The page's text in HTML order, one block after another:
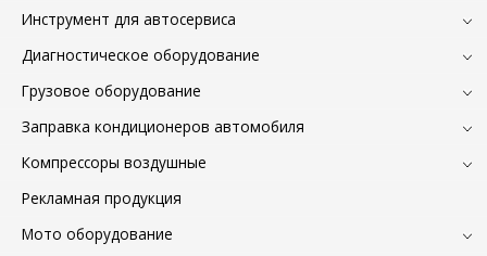
Инструмент для автосервиса
Диагностическое оборудование
Грузовое оборудование
Заправка кондиционеров автомобиля
Компрессоры воздушные
Рекламная продукция
Мото оборудование